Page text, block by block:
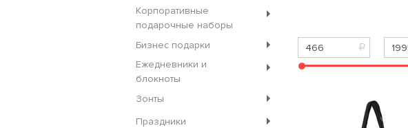
Корпоративные
подарочные наборы
Бизнес подарки
Ежедневники и
блокноты
Зонты
Праздники